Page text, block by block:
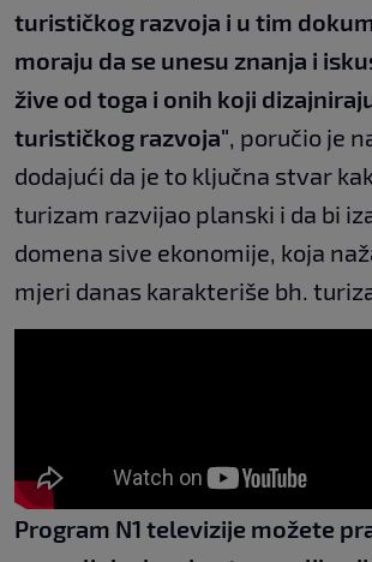
turističkog razvoja i u tim
moraju da se unesu znanja i
žive od toga i onih koji
turističkog razvoja", poručio je
dodajući da je to ključna stvar
turizam razvijao planski i da bi
domena sive ekonomije, koja
mjeri danas karakteriše bh.
Program N1 televizije možete